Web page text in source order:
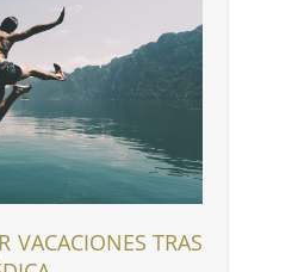
VACACIONES TRAS